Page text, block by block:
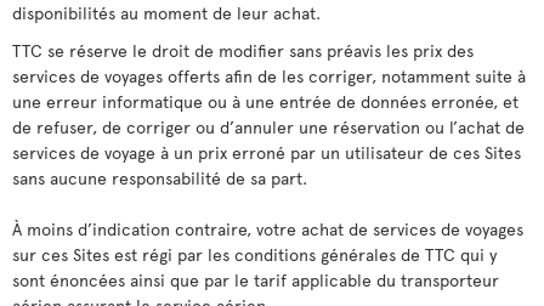
disponibilités au moment de leur achat.
TTC se réserve le droit de modifier sans préavis les prix des
services de voyages offerts afin de les corriger, notamment suite à
une erreur informatique ou à une entrée de données erronée, et
de refuser, de corriger ou d’annuler une réservation ou l’achat de
services de voyage à un prix erroné par un utilisateur de ces Sites
sans aucune responsabilité de sa part.
À moins d’indication contraire, votre achat de services de voyages
sur ces Sites est régi par les conditions générales de TTC qui y
sont énoncées ainsi que par le tarif applicable du transporteur